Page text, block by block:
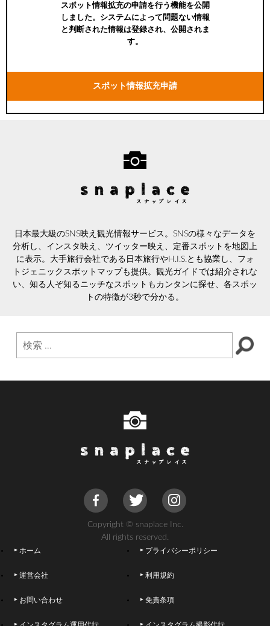
スポット情報拡充の申請を行う機能を公開
しました。システムによって問題ない情報
と判断された情報は登録され、公開されま
す。
スポット情報拡充申請
日本最大級のSNS映え観光情報サービス。SNSの様々なデータを
分析し、インスタ映え、ツイッター映え、定番スポットを地図上
に表示。大手旅行会社である日本旅行やH.I.S.とも協業し、フォ
トジェニックスポットマップも提供。観光ガイドでは紹介されな
い、知る人ぞ知るニッチなスポットもカンタンに探せ、各スポッ
トの特徴が3秒で分かる。
Copyright © snaplace Inc.
All rights reserved.
ホーム プライバシーポリシー
運営会社 利用規約
お問い合わせ 免責条項